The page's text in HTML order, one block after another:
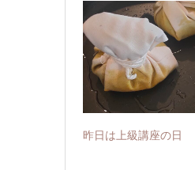
昨日は上級講座の日